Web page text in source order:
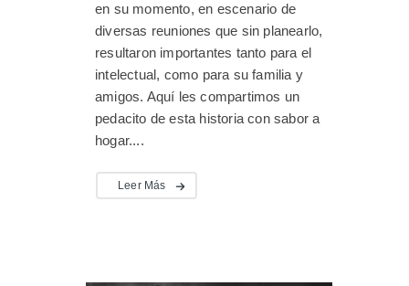
en su momento, en escenario de
diversas reuniones que sin planearlo,
resultaron importantes tanto para el
intelectual, como para su familia y
amigos. Aquí les compartimos un
pedacito de esta historia con sabor a
hogar....
Leer Más